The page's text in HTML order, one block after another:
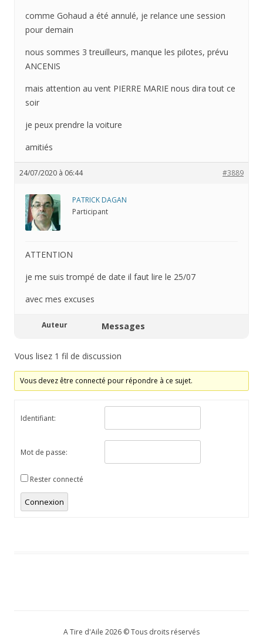
comme Gohaud a été annulé, je relance une session
pour demain
nous sommes 3 treuilleurs, manque les pilotes, prévu
ANCENIS
mais attention au vent PIERRE MARIE nous dira tout ce
soir
je peux prendre la voiture
amitiés
24/07/2020 à 06:44 #3889
PATRICK DAGAN
Participant
ATTENTION
je me suis trompé de date il faut lire le 25/07
avec mes excuses
Auteur Messages
Vous lisez 1 fil de discussion
Vous devez être connecté pour répondre à ce sujet.
Identifiant:
Mot de passe:
Rester connecté
Connexion
A Tire d'Aile 2026 © Tous droits réservés